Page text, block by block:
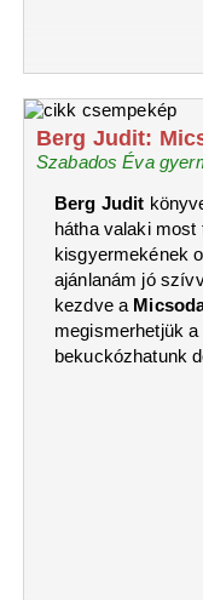
Berg Judit:
Szabados Éva
Berg Judit
hátha valaki
kisgyermekének
ajánlanám jó
kezdve a
megismerhetjük a
bekuckózhatunk